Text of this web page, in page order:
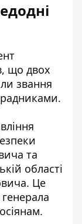
що двох
звання
та
області
Це